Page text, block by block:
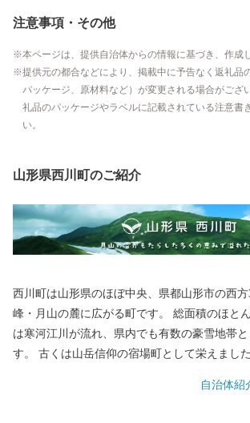
注意事項・その他
本ページは、提供自治体からの情報に基づき、作成
提供元の都合などにより、掲載中に予告なく返礼品
パッケージ、原材料など）が変更される場合がござ
礼品のパッケージやラベルに記載されている注意書
い。
山形県西川町のご紹介
西川町は山形県のほぼ中央、県都山形市の西方
峰・月山の麓に広がる町です。 総面積のほと
は寒河江川が流れ、県内でも有数の豪雪地帯
す。 古くは山岳信仰の宿場町として栄えましたが、現在は月山の
に蓄えられた水を利用し、地ビールや地酒の販
自治体紹